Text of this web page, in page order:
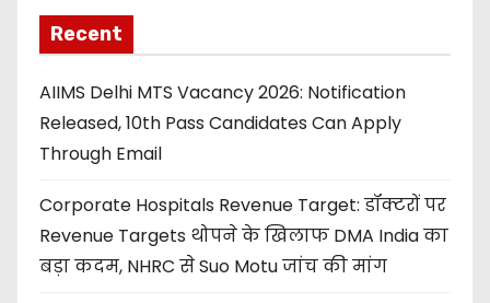
Recent
AIIMS Delhi MTS Vacancy 2026: Notification
Released, 10th Pass Candidates Can Apply
Through Email
Corporate Hospitals Revenue Target: डॉक्टरों पर
Revenue Targets थोपने के खिलाफ DMA India का
बड़ा कदम, NHRC से Suo Motu जांच की मांग